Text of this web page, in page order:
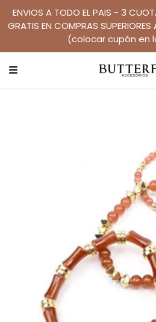
ENVIOS A TODO EL PAIS - 3
GRATIS EN COMPRAS
(colocar cupón en